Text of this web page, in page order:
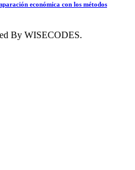
económica con los métodos
By WISECODES.